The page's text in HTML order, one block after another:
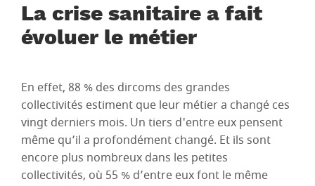
La crise sanitaire a fait
évoluer le métier
En effet, 88 % des dircoms des grandes
collectivités estiment que leur métier a changé ces
vingt derniers mois. Un tiers d'entre eux pensent
même qu’il a profondément changé. Et ils sont
encore plus nombreux dans les petites
collectivités, où 55 % d’entre eux font le même